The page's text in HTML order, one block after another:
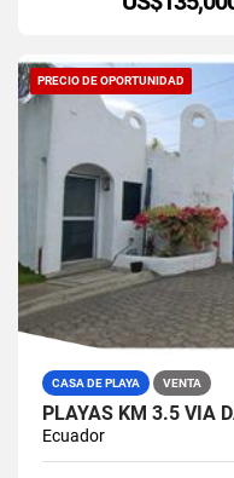
PRECIO DE OPORTUNIDAD
CASA DE PLAYA VENTA
Ecuador